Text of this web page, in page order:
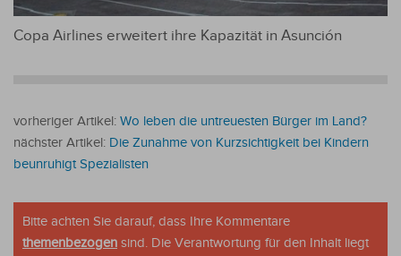
Copa Airlines erweitert ihre Kapazität in Asunción
vorheriger Artikel: Wo leben die untreuesten Bürger im Land?
nächster Artikel: Die Zunahme von Kurzsichtigkeit bei Kindern
beunruhigt Spezialisten
Bitte achten Sie darauf, dass Ihre Kommentare
themenbezogen sind. Die Verantwortung für den Inhalt liegt